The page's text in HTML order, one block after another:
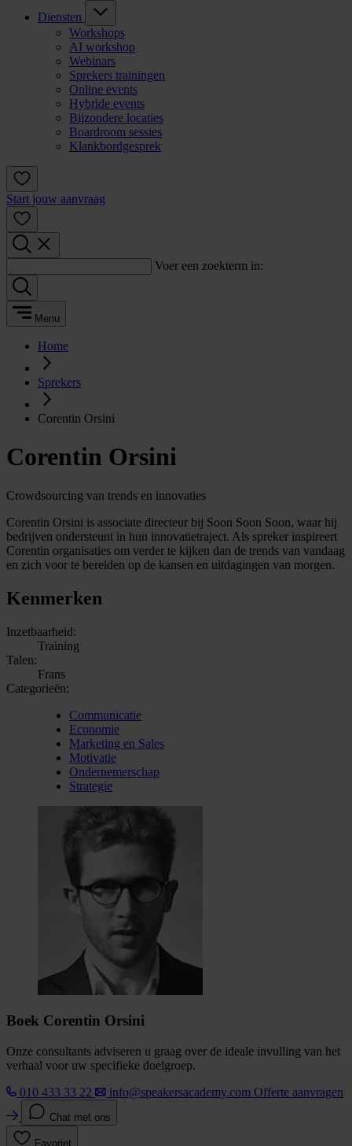
Diensten
Workshops
AI workshop
Webinars
Sprekers trainingen
Online events
Hybride events
Bijzondere locaties
Boardroom sessies
Klankbordgesprek
Start jouw aanvraag
Voer een zoekterm in:
Menu
Home
Sprekers
Corentin Orsini
Corentin Orsini
Crowdsourcing van trends en innovaties
Corentin Orsini is associate directeur bij Soon Soon Soon, waar hij
bedrijven ondersteunt in hun innovatietraject. Als spreker inspireert
Corentin organisaties om verder te kijken dan de trends van vandaag
en zich voor te bereiden op de kansen en uitdagingen van morgen.
Kenmerken
Inzetbaarheid:
Training
Talen:
Frans
Categorieën:
Communicatie
Economie
Marketing en Sales
Motivatie
Ondernemerschap
Strategie
Boek Corentin Orsini
Onze consultants adviseren u graag over de ideale invulling van het
verhaal voor uw specifieke doelgroep.
010 433 33 22
info@speakersacademy.com Offerte aanvragen
Chat met ons
Favoriet